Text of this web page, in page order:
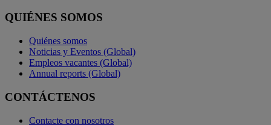
QUIÉNES SOMOS
Quiénes somos
Noticias y Eventos (Global)
Empleos vacantes (Global)
Annual reports (Global)
CONTÁCTENOS
Contacte con nosotros